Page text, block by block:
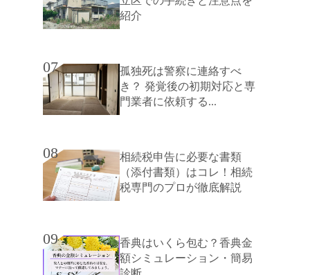
紹介
07
孤独死は警察に連絡すべ
き？ 発覚後の初期対応と専
門業者に依頼する...
08
相続税申告に必要な書類
（添付書類）はコレ！相続
税専門のプロが徹底解説
09
香典はいくら包む？香典金
額シミュレーション・簡易